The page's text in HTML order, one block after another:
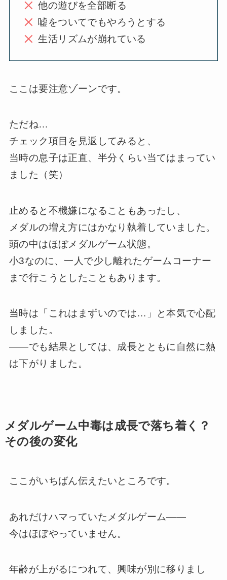
他の遊びを全部断る
嘘をついてでもやろうとする
生活リズムが崩れている
ここは要注意ゾーンです。
ただね…
チェック項目を見返してみると、
当時の息子は正直、半分くらい当てはまってい
ました（笑）
止めると不機嫌になることもあったし、
メダルの増え方にはかなり執着していました。
頭の中はほぼメダルゲーム状態。
小3なのに、一人で少し離れたゲームコーナー
まで行こうとしたこともあります。
当時は「これはまずいのでは…」と本気で心配
しました。
――でも結果としては、成長とともに自然に熱
は下がりました。
メダルゲーム中毒は成長で落ち着く？
その後の変化
ここがいちばん伝えたいところです。
あれだけハマっていたメダルゲーム――
今はほぼやっていません。
年齢が上がるにつれて、興味が別に移りまし